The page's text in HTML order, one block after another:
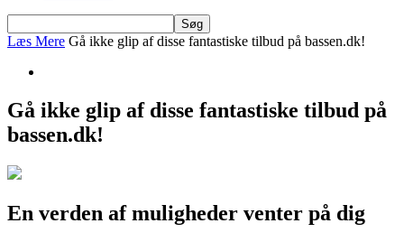
Læs Mere Gå ikke glip af disse fantastiske tilbud på bassen.dk!
Gå ikke glip af disse fantastiske tilbud på
bassen.dk!
En verden af muligheder venter på dig